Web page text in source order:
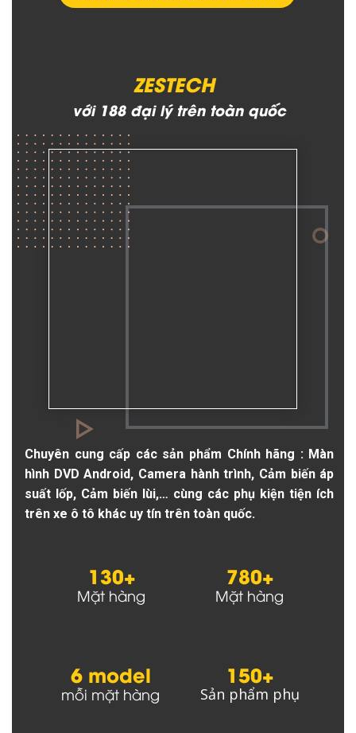
ZESTECH
với 188 đại lý trên toàn quốc
Chuyên cung cấp các sản phẩm Chính hãng : Màn
hình DVD Android, Camera hành trình, Cảm biến áp
suất lốp, Cảm biến lùi,… cùng các phụ kiện tiện ích
trên xe ô tô khác uy tín trên toàn quốc.
130+
Mặt hàng
780+
Mặt hàng
6 model
mỗi mặt hàng
150+
Sản phẩm phụ